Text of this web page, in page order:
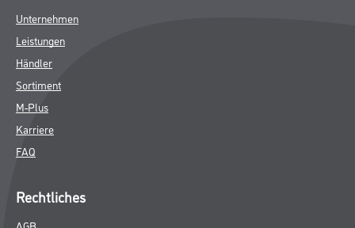
Unternehmen
Leistungen
Händler
Sortiment
M-Plus
Karriere
FAQ
Rechtliches